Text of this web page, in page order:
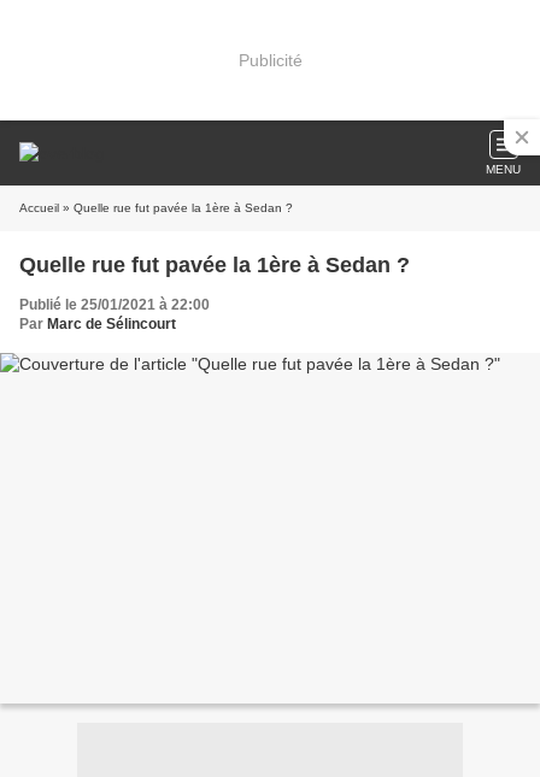
Publicité
MENU
Accueil » Quelle rue fut pavée la 1ère à Sedan ?
Quelle rue fut pavée la 1ère à Sedan ?
Publié le 25/01/2021 à 22:00
Par Marc de Sélincourt